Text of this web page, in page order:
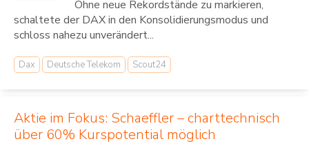
Ohne neue Rekordstände zu markieren,
schaltete der DAX in den Konsolidierungsmodus und
schloss nahezu unverändert...
Dax Deutsche Telekom Scout24
Aktie im Fokus: Schaeffler – charttechnisch
über 60% Kurspotential möglich